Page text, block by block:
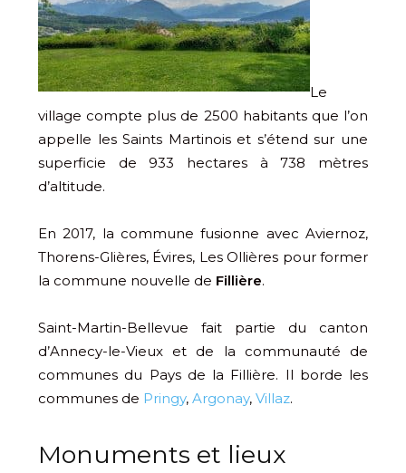
Le
village compte plus de 2500 habitants que l’on
appelle les Saints Martinois et s’étend sur une
superficie de 933 hectares à 738 mètres
d’altitude.
En 2017, la commune fusionne avec Aviernoz,
Thorens-Glières, Évires, Les Ollières pour former
la commune nouvelle de Fillière.
Saint-Martin-Bellevue fait partie du canton
d’Annecy-le-Vieux et de la communauté de
communes du Pays de la Fillière. Il borde les
communes de Pringy, Argonay, Villaz.
Monuments et lieux